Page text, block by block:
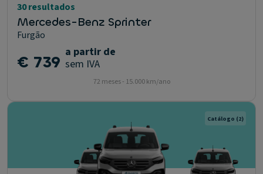
30 resultados
Mercedes-Benz Sprinter
Furgão
€ 739 a partir de
sem IVA
72 meses - 15.000 km/ano
Catálogo (2)